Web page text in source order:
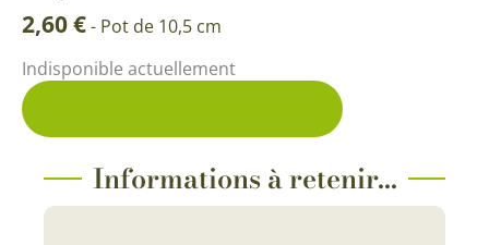
2,60€- Pot de 10,5 cm
Indisponible actuellement
Informations à retenir...